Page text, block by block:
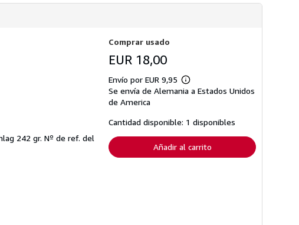
242 gr. Nº de ref. del
Comprar usado
EUR 18,00
Envío por EUR 9,95
Más
información
tarifas
de
envío
Se envía de Alemania a Estados Unidos
de America
Cantidad disponible: 1 disponibles
Añadir al carrito